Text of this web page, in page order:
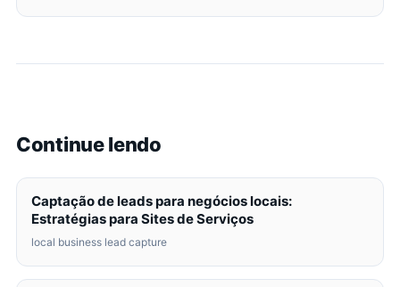
Continue lendo
Captação de leads para negócios locais:
Estratégias para Sites de Serviços
local business lead capture